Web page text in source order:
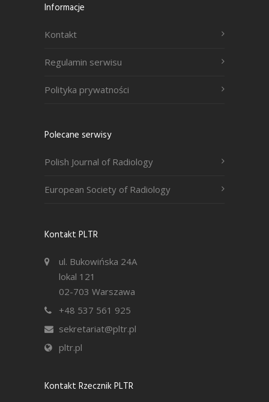
Informacje
Kontakt
Regulamin serwisu
Polityka prywatności
Polecane serwisy
Polish Journal of Radiology
European Society of Radiology
Kontakt PLTR
ul. Bukowińska 24A
lokal 121
02-703 Warszawa
+48 537 561 925
sekretariat@pltr.pl
pltr.pl
Kontakt Rzecznik PLTR